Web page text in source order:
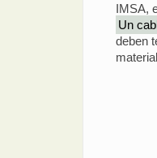
IMSA,
Un
deben